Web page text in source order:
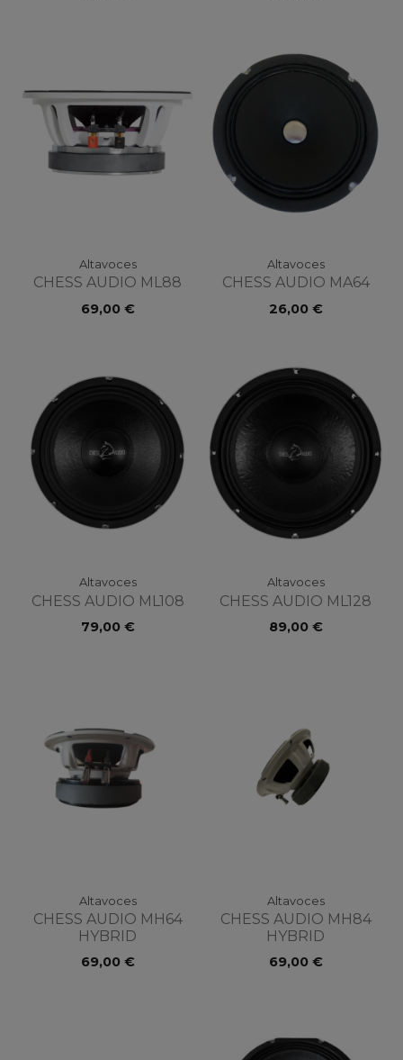
Altavoces
CHESS AUDIO ML88
69,00 €
Altavoces
CHESS AUDIO MA64
26,00 €
Altavoces
CHESS AUDIO ML108
79,00 €
Altavoces
CHESS AUDIO ML128
89,00 €
Altavoces
CHESS AUDIO MH64
HYBRID
69,00 €
Altavoces
CHESS AUDIO MH84
HYBRID
69,00 €